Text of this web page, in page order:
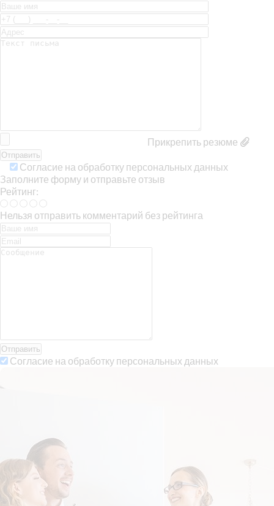
Прикрепить резюме
Согласие на обработку персональных данных
Заполните форму и отправьте отзыв
Рейтинг:
Нельзя отправить комментарий без рейтинга
Отправить
Согласие на обработку персональных данных